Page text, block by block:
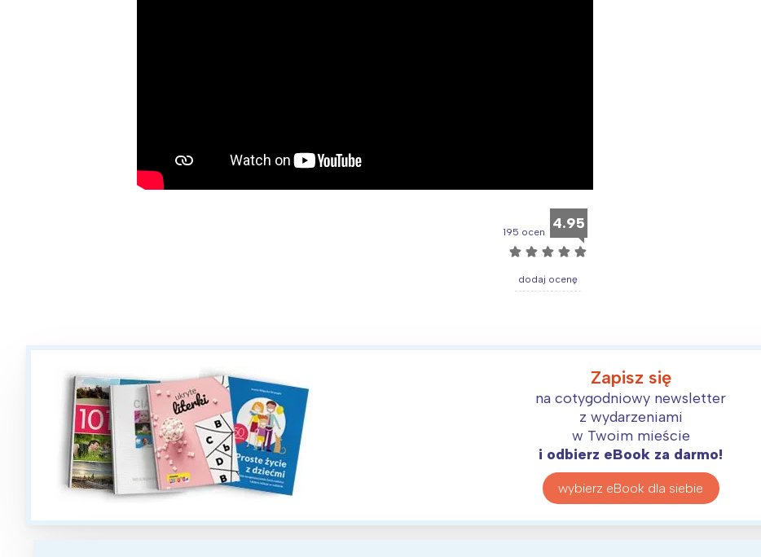
195 ocen 4.95
☆ ☆ ☆ ☆ ☆
dodaj ocenę
Zapisz się
na cotygodniowy newsletter
z wydarzeniami
w Twoim mieście
i odbierz eBook za darmo!
wybierz eBook dla siebie